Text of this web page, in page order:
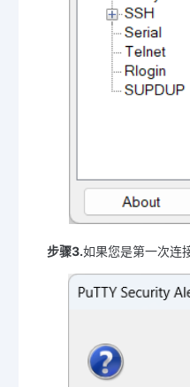
步骤3.如果您是第一次连